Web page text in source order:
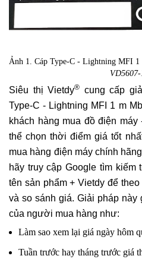
Ảnh 1. Cáp Type-C - Lightning MFI
Siêu thị Vietdy® cung cấp
Type-C - Lightning MFI 1 m
khách hàng mua đồ điện máy
thể chọn thời điểm giá tốt
mua hàng điện máy chính
hãy truy cập Google tìm
tên sản phẩm + Vietdy để
và so sánh giá. Giải pháp này
của người mua hàng như:
Làm sao xem lại giá ngày hôm
Tuần trước hay tháng trước giá